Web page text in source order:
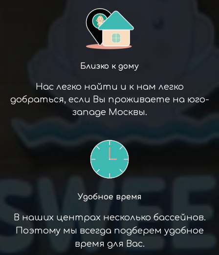
Близко к дому
Нас легко найти и к нам легко
добраться, если Вы проживаете на юго-
западе Москвы.
Удобное время
В наших центрах несколько бассейнов.
Поэтому мы всегда подберем удобное
время для Вас.